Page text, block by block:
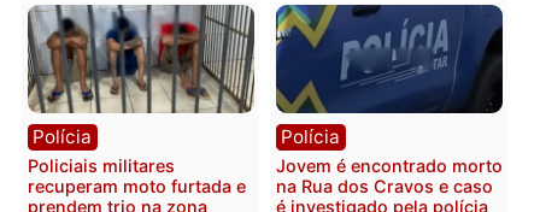
Categorias
Política
Você também vai querer ler...